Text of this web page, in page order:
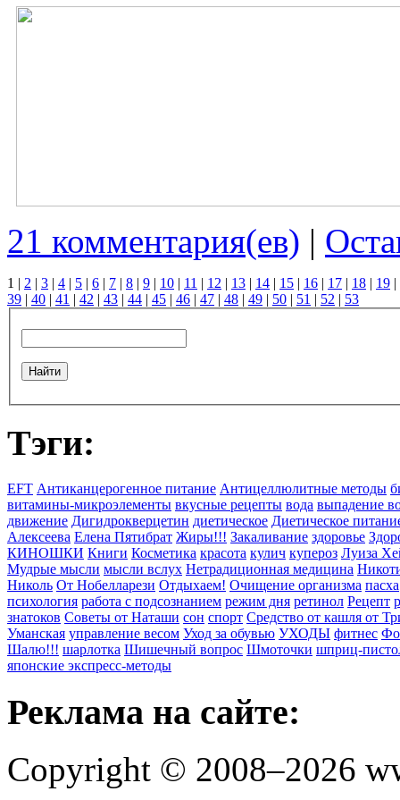
21 комментария(ев) |
1 | 2 | 3 | 4 | 5 | 6 | 7 | 8 | 9 | 10 | 11 | 12 | 13 | 14 | 15 | 16 | 17 | 18 | 19 |
39 | 40 | 41 | 42 | 43 | 44 | 45 | 46 | 47 | 48 | 49 | 50 | 51 | 52 | 53
Тэги:
EFT Антиканцерогенное питание Антицеллюлитные методы
витамины-микроэлементы вкусные рецепты вода выпадение
движение Дигидрокверцетин диетическое Диетическое
Алексеева Елена Пятибрат Жиры!!! Закаливание здоровье
КИНОШКИ Книги Косметика красота кулич купероз Луиза
Мудрые мысли мысли вслух Нетрадиционная медицина
Николь От Нобелларези Отдыхаем! Очищение организма пасха
психология работа с подсознанием режим дня ретинол Рецепт
знатоков Советы от Наташи сон спорт Средство от кашля от
Уманская управление весом Уход за обувью УХОДЫ фитнес
Шалю!!! шарлотка Шишечный вопрос Шмоточки шприц-
японские экспресс-методы
Реклама на сайте:
Copyright © 2008–2026